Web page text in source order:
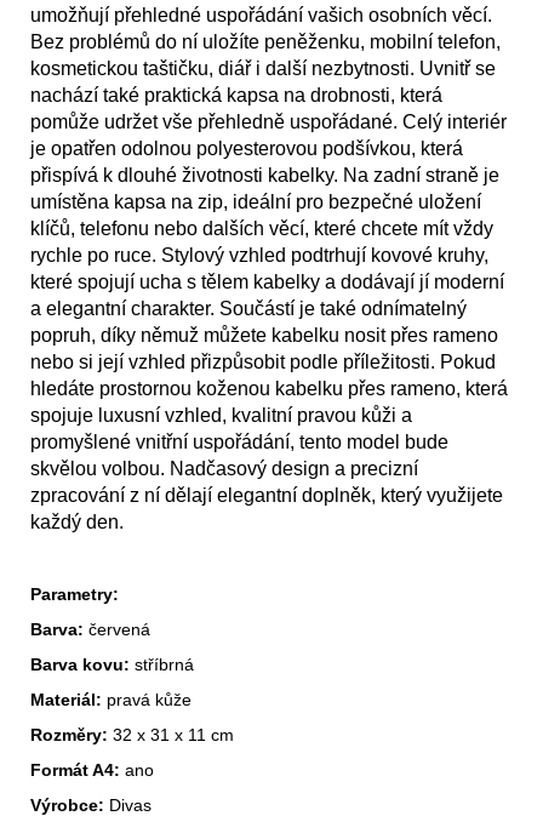
umožňují přehledné uspořádání vašich osobních věcí.
Bez problémů do ní uložíte peněženku, mobilní telefon,
kosmetickou taštičku, diář i další nezbytnosti. Uvnitř se
nachází také praktická kapsa na drobnosti, která
pomůže udržet vše přehledně uspořádané. Celý interiér
je opatřen odolnou polyesterovou podšívkou, která
přispívá k dlouhé životnosti kabelky. Na zadní straně je
umístěna kapsa na zip, ideální pro bezpečné uložení
klíčů, telefonu nebo dalších věcí, které chcete mít vždy
rychle po ruce. Stylový vzhled podtrhují kovové kruhy,
které spojují ucha s tělem kabelky a dodávají jí moderní
a elegantní charakter. Součástí je také odnímatelný
popruh, díky němuž můžete kabelku nosit přes rameno
nebo si její vzhled přizpůsobit podle příležitosti. Pokud
hledáte prostornou koženou kabelku přes rameno, která
spojuje luxusní vzhled, kvalitní pravou kůži a
promyšlené vnitřní uspořádání, tento model bude
skvělou volbou. Nadčasový design a precizní
zpracování z ní dělají elegantní doplněk, který využijete
každý den.
Parametry:
Barva: červená
Barva kovu: stříbrná
Materiál: pravá kůže
Rozměry: 32 x 31 x 11 cm
Formát A4: ano
Výrobce: Divas